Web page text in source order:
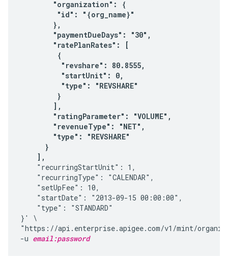
        "organization": {
         "id": "{org_name}"
        },
        "paymentDueDays": "30",
        "ratePlanRates": [
         {
          "revshare": 80.8555,
          "startUnit": 0,
          "type": "REVSHARE"
         }
        ],
        "ratingParameter": "VOLUME",
        "revenueType": "NET",
        "type": "REVSHARE"
      }
    ],
    "recurringStartUnit": 1,
    "recurringType": "CALENDAR",
    "setUpFee": 10,
    "startDate": "2013-09-15 00:00:00",
    "type": "STANDARD"
}' \
"https://api.enterprise.apigee.com/v1/mint/
-u email:password